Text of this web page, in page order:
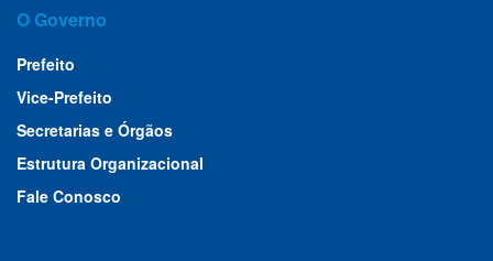
O Governo
Prefeito
Vice-Prefeito
Secretarias e Órgãos
Estrutura Organizacional
Fale Conosco